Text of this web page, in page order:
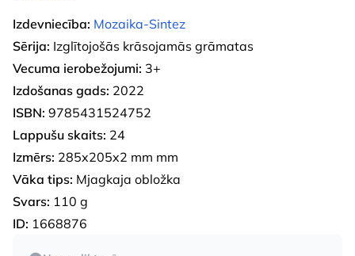
Izdevniecība: Mozaika-Sintez
Sērija: Izglītojošās krāsojamās grāmatas
Vecuma ierobežojumi: 3+
Izdošanas gads: 2022
ISBN: 9785431524752
Lappušu skaits: 24
Izmērs: 285x205x2 mm mm
Vāka tips: Mjagkaja obložka
Svars: 110 g
ID: 1668876